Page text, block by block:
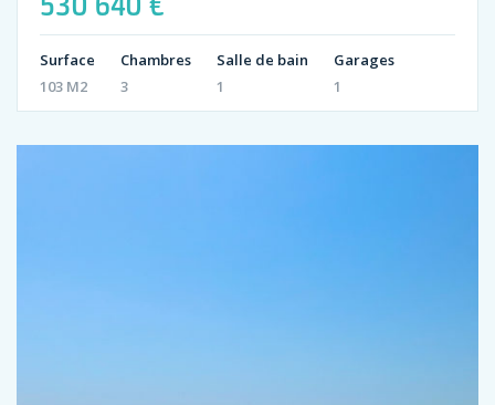
Surface
103 M2
Chambres
3
Salle de bain
1
Garages
1